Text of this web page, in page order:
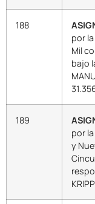
188
por
Mil
bajo
189
por
y